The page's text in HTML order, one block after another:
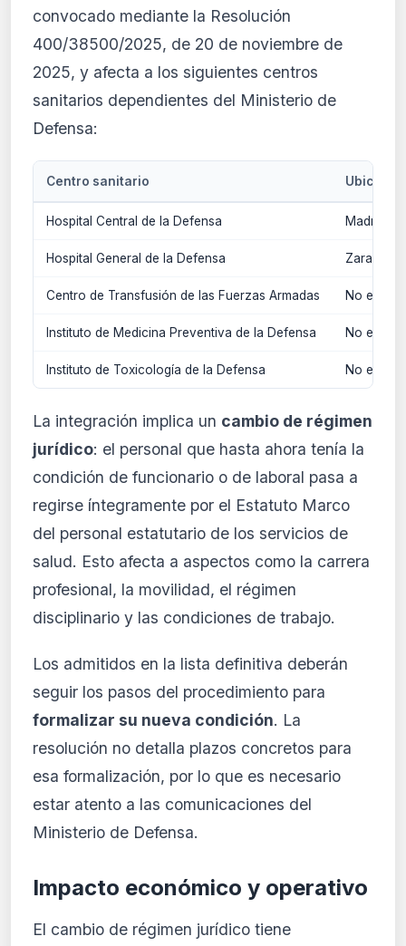
convocado mediante la Resolución
400/38500/2025, de 20 de noviembre de
2025, y afecta a los siguientes centros
sanitarios dependientes del Ministerio de
Defensa:
Centro sanitario
Hospital Central de la Defensa Madrid
Hospital General de la Defensa Zaragoza
Centro de Transfusión de las Fuerzas Armadas No
Instituto de Medicina Preventiva de la Defensa No
Instituto de Toxicología de la Defensa No
La integración implica un cambio de régimen
jurídico: el personal que hasta ahora tenía la
condición de funcionario o de laboral pasa a
regirse íntegramente por el Estatuto Marco
del personal estatutario de los servicios de
salud. Esto afecta a aspectos como la carrera
profesional, la movilidad, el régimen
disciplinario y las condiciones de trabajo.
Los admitidos en la lista definitiva deberán
seguir los pasos del procedimiento para
formalizar su nueva condición. La
resolución no detalla plazos concretos para
esa formalización, por lo que es necesario
estar atento a las comunicaciones del
Ministerio de Defensa.
Impacto económico y operativo
El cambio de régimen jurídico tiene